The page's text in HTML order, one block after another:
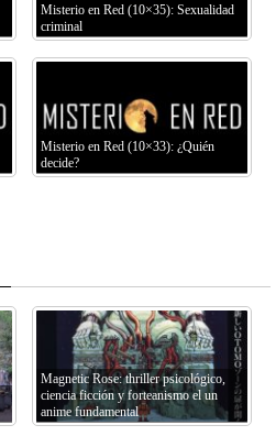
Misterio en Red (10×35): Sexualidad
criminal
Misterio en Red (10×33): ¿Quién
decide?
Magnetic Rose: thriller psicológico,
ciencia ficción y forteanismo el un
anime fundamental